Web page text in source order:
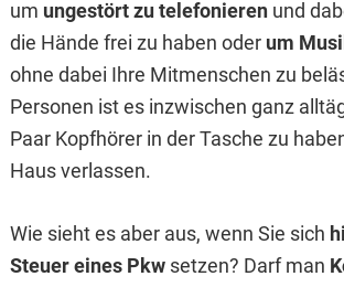
um ungestört zu telefonieren und
die Hände frei zu haben oder um
ohne dabei Ihre Mitmenschen zu
Personen ist es inzwischen ganz
Paar Kopfhörer in der Tasche zu
Haus verlassen.
Wie sieht es aber aus, wenn Sie sich
Steuer eines Pkwsetzen? Darf man